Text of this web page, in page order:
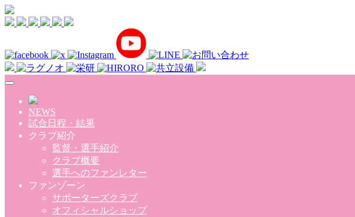
Skip to main content
NEWS
試合日程・結果
クラブ紹介
監督・選手紹介
クラブ概要
選手へのファンレター
ファンゾーン
サポーターズクラブ
オフィシャルショップ